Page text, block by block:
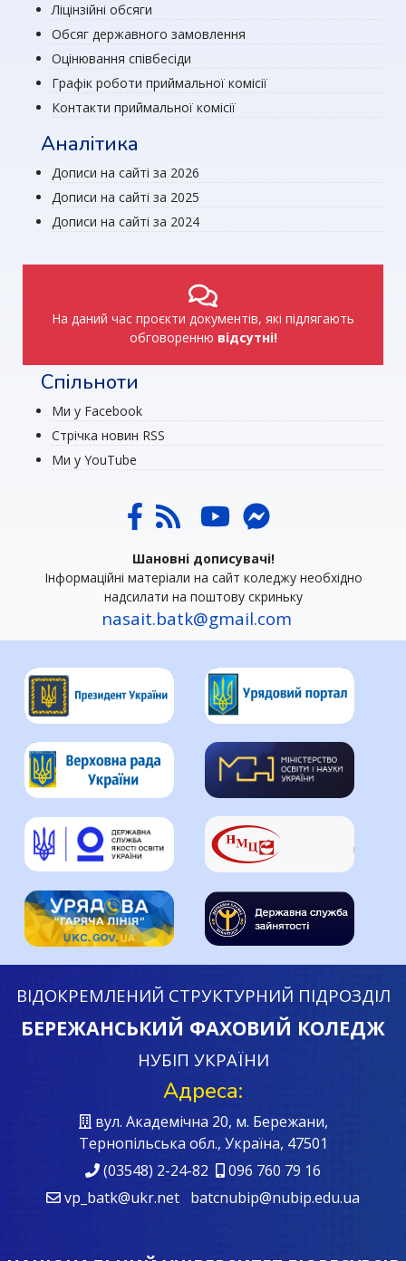
Ліцінзійні обсяги
Обсяг державного замовлення
Оцінювання співбесіди
Графік роботи приймальної комісії
Контакти приймальної комісії
Аналітика
Дописи на сайті за 2026
Дописи на сайті за 2025
Дописи на сайті за 2024
На даний час проєкти документів, які підлягають
обговоренню відсутні!
Спільноти
Ми у Facebook
Стрічка новин RSS
Ми у YouTube
Шановні дописувачі!
Інформаційні матеріали на сайт коледжу необхідно
надсилати на поштову скриньку
nasait.batk@gmail.com
ВІДОКРЕМЛЕНИЙ СТРУКТУРНИЙ ПІДРОЗДІЛ
БЕРЕЖАНСЬКИЙ ФАХОВИЙ КОЛЕДЖ
НУБІП УКРАЇНИ
Адреса:
вул. Академічна 20, м. Бережани,
Тернопільська обл., Україна, 47501
(03548) 2-24-82
096 760 79 16
vp_batk@ukr.net batcnubip@nubip.edu.ua